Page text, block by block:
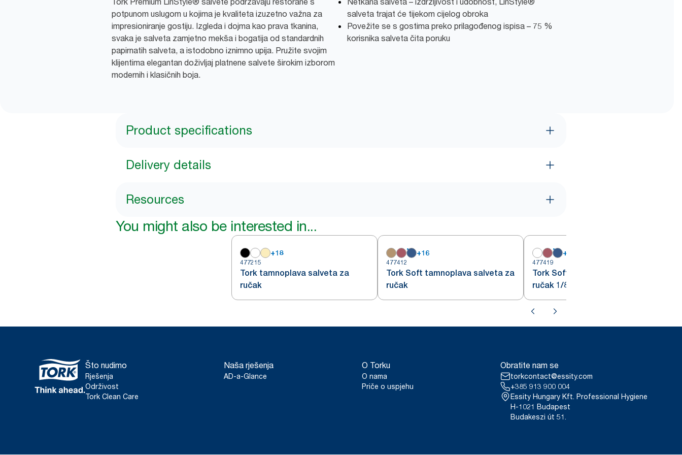
potpunom uslugom u kojima je kvaliteta izuzetno važna za
impresioniranje gostiju. Izgleda i dojma kao prava tkanina,
svaka je salveta zamjetno mekša i bogatija od standardnih
papirnatih salveta, a istodobno iznimno upija. Pružite svojim
klijentima elegantan doživljaj platnene salvete širokim izborom
modernih i klasičnih boja.
salveta trajat će tijekom cijelog obroka
Povežite se s gostima preko prilagođenog ispisa – 75 %
korisnika salveta čita poruku
Product specifications
Delivery details
Resources
You might also be interested in...
+18
477215
Tork tamnoplava salveta za
ručak
+16
477412
Tork Soft tamnoplava salveta za
ručak
+
477419
Tork Soft tamnoplava salveta za
ručak 1/8 preklopljena
Što nudimo
Rješenja
Održivost
Tork Clean Care
Naša rješenja
AD-a-Glance
O Torku
O nama
Priče o uspjehu
Obratite nam se
torkcontact@essity.com
+385 913 900 004
Essity Hungary Kft. Professional Hygiene
H-1021 Budapest
Budakeszi út 51.